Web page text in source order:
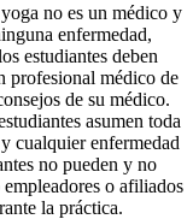
no es un médico y
enfermedad,
estudiantes deben
profesional médico de
de su médico.
asumen toda
cualquier enfermedad
no pueden y no
o afiliados
la práctica.